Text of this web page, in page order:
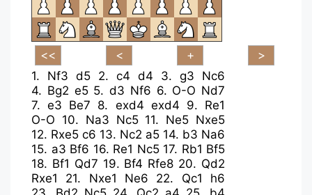
1. Nf3 d5 2. c4 d4 3. g3
Nc6
4. Bg2 e5 5. d3 Nf6 6. O-O Nd7
7.e3 Be7 8. exd4 exd4 9. Re1
O-O 10. Na3 Nc5 11. Ne5 Nxe5
12. Rxe5 c6 13. Nc2 a5 14. b3 Na6
15. a3 Bf6 16. Re1 Nc5 17. Rb1 Bf5
18. Bf1 Qd7 19. Bf4 Rfe8 20. Qd2
Rxe1
21. Nxe1 Ne6 22. Qc1
h6